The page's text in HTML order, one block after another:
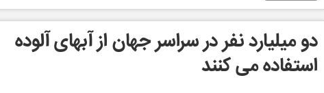
دو میلیارد نفر در سراسر جهان از آبهای آلوده
استفاده می کنند